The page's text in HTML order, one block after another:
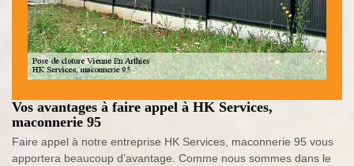
Vos avantages à faire appel à HK Services,
maconnerie 95
Faire appel à notre entreprise HK Services, maconnerie 95 vous
apportera beaucoup d’avantage. Comme nous sommes dans le